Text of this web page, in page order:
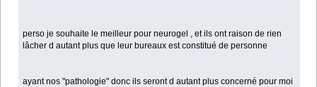
perso je souhaite le meilleur pour neurogel , et ils ont raison de rien
lâcher d autant plus que leur bureaux est constitué de personne
ayant nos "pathologie" donc ils seront d autant plus concerné pour moi